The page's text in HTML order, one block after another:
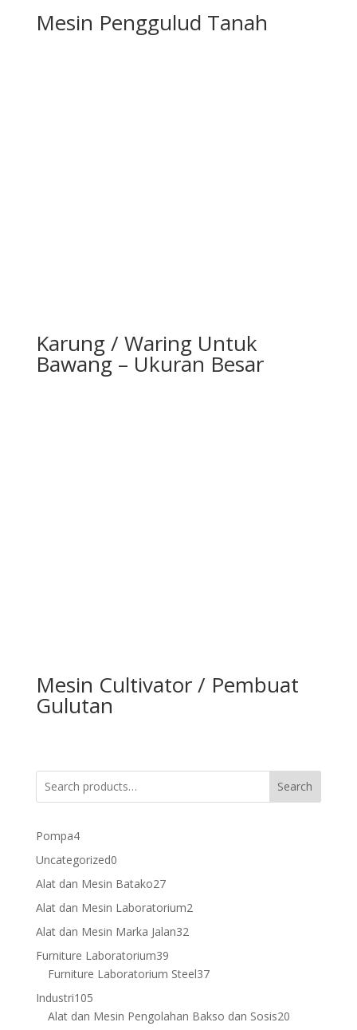
Mesin Penggulud Tanah
Karung / Waring Untuk
Bawang – Ukuran Besar
Mesin Cultivator / Pembuat
Gulutan
Search
Pompa44
products
Uncategorized00
products
Alat dan Mesin Batako2727
products
Alat dan Mesin Laboratorium22
Alat dan Mesin Marka Jalan3232
Furniture Laboratorium3939
products
Furniture Laboratorium Steel3737
Industri105105
products
Alat dan Mesin Pengolahan Bakso dan Sosis2020